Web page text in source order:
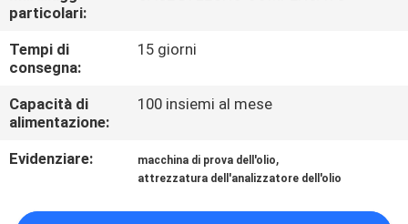
NOTIZIE
RICHIEDA
UNA
CITAZIONE
particolari:
Tempi di
consegna:
15 giorni
Capacità di
alimentazione:
100 insiemi al mese
Evidenziare: macchina di prova dell'olio,
attrezzatura dell'analizzatore dell'olio